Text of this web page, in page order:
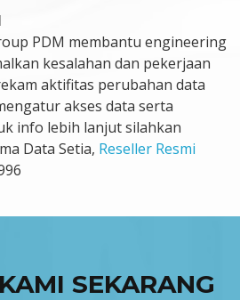
PDM membantu engineering
kesalahan dan pekerjaan
aktifitas perubahan data
akses data serta
info lebih lanjut silahkan
Data Setia, Reseller Resmi
SEKARANG